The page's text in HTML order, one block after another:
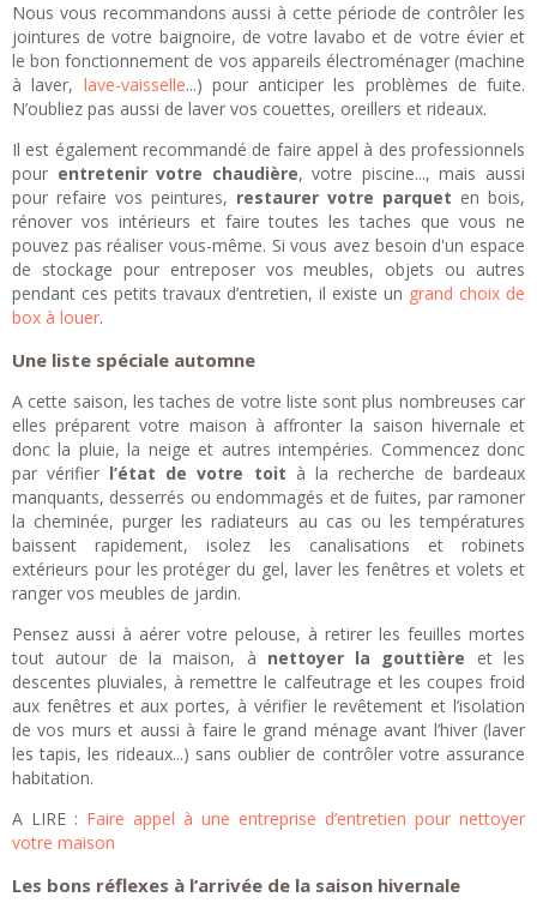
Nous vous recommandons aussi à cette période de contrôler les
jointures de votre baignoire, de votre lavabo et de votre évier et
le bon fonctionnement de vos appareils électroménager (machine
à laver, lave-vaisselle...) pour anticiper les problèmes de fuite.
N’oubliez pas aussi de laver vos couettes, oreillers et rideaux.
Il est également recommandé de faire appel à des professionnels
pour entretenir votre chaudière, votre piscine..., mais aussi
pour refaire vos peintures, restaurer votre parquet en bois,
rénover vos intérieurs et faire toutes les taches que vous ne
pouvez pas réaliser vous-même. Si vous avez besoin d'un espace
de stockage pour entreposer vos meubles, objets ou autres
pendant ces petits travaux d’entretien, il existe un grand choix de
box à louer.
Une liste spéciale automne
A cette saison, les taches de votre liste sont plus nombreuses car
elles préparent votre maison à affronter la saison hivernale et
donc la pluie, la neige et autres intempéries. Commencez donc
par vérifier l’état de votre toit à la recherche de bardeaux
manquants, desserrés ou endommagés et de fuites, par ramoner
la cheminée, purger les radiateurs au cas ou les températures
baissent rapidement, isolez les canalisations et robinets
extérieurs pour les protéger du gel, laver les fenêtres et volets et
ranger vos meubles de jardin.
Pensez aussi à aérer votre pelouse, à retirer les feuilles mortes
tout autour de la maison, à nettoyer la gouttière et les
descentes pluviales, à remettre le calfeutrage et les coupes froid
aux fenêtres et aux portes, à vérifier le revêtement et l’isolation
de vos murs et aussi à faire le grand ménage avant l’hiver (laver
les tapis, les rideaux...) sans oublier de contrôler votre assurance
habitation.
A LIRE : Faire appel à une entreprise d’entretien pour nettoyer
votre maison
Les bons réflexes à l’arrivée de la saison hivernale